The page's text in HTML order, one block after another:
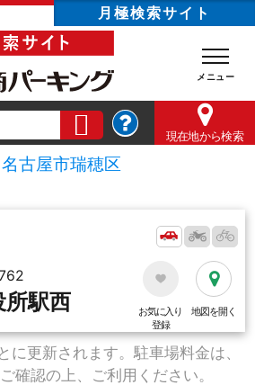
月極検索サイト
現在地から検索
名古屋市瑞穂区
所駅西
お気に入り
登録
地図を開く
に更新されます。駐車場料金は、
確認の上、ご利用ください。